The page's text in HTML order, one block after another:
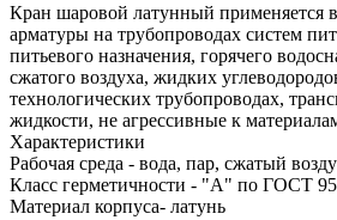
Кран шаровой латунный применяется в
арматуры на трубопроводах систем
питьевого назначения, горячего
сжатого воздуха, жидких
технологических трубопроводах,
жидкости, не агрессивные к
Характеристики
Рабочая среда - вода, пар, сжатый
Класс герметичности - "А" по ГОСТ
Материал корпуса- латунь